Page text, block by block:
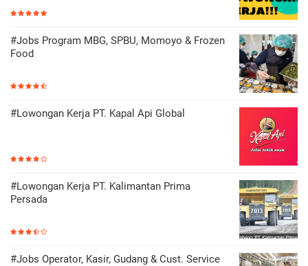
#Jobs Program MBG, SPBU, Momoyo & Frozen
Food
#Lowongan Kerja PT. Kapal Api Global
#Lowongan Kerja PT. Kalimantan Prima
Persada
#Jobs Operator, Kasir, Gudang & Cust. Service